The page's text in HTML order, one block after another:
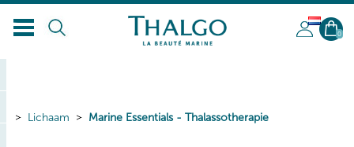
NL
0
Lichaam Marine Essentials - Thalassotherapie